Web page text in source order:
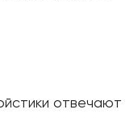
отвечают